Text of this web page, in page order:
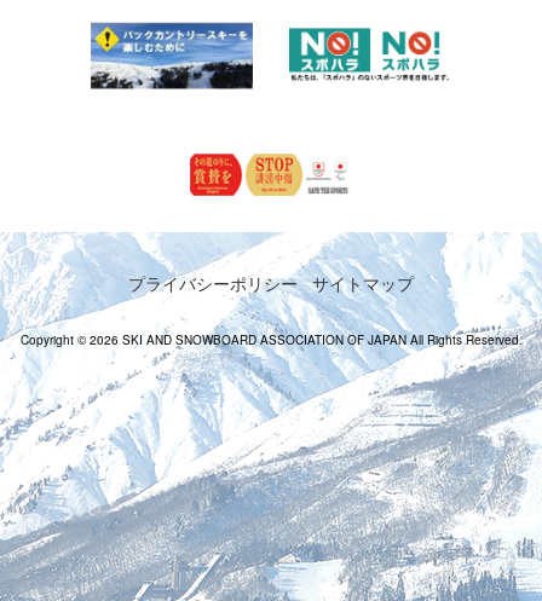
プライバシーポリシー サイトマップ
Copyright © 2026 SKI AND SNOWBOARD ASSOCIATION OF JAPAN All Rights Reserved.